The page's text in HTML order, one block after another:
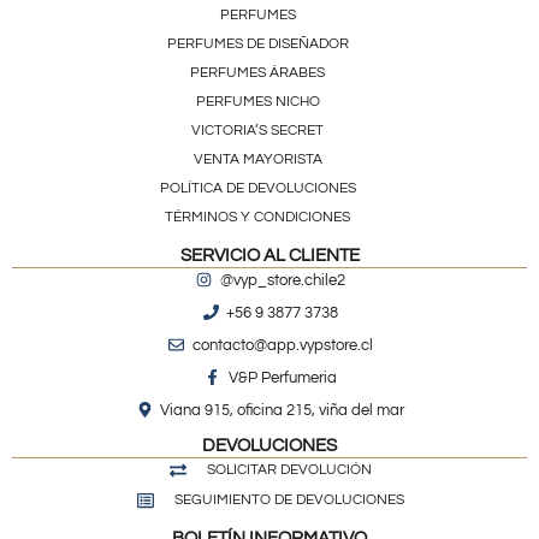
PERFUMES
PERFUMES DE DISEÑADOR
PERFUMES ÁRABES
PERFUMES NICHO
VICTORIA’S SECRET
VENTA MAYORISTA
POLÍTICA DE DEVOLUCIONES
TÉRMINOS Y CONDICIONES
SERVICIO AL CLIENTE
@vyp_store.chile2
+56 9 3877 3738
contacto@app.vypstore.cl
V&P Perfumeria
Viana 915, oficina 215, viña del mar
DEVOLUCIONES
SOLICITAR DEVOLUCIÓN
SEGUIMIENTO DE DEVOLUCIONES